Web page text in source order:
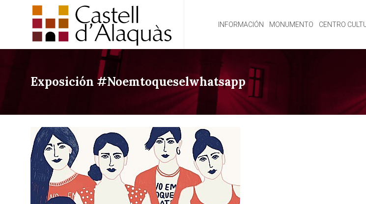
INFORMACIÓN MONUMENTO CENTRO
Exposición #Noemtoqueselwhatsapp